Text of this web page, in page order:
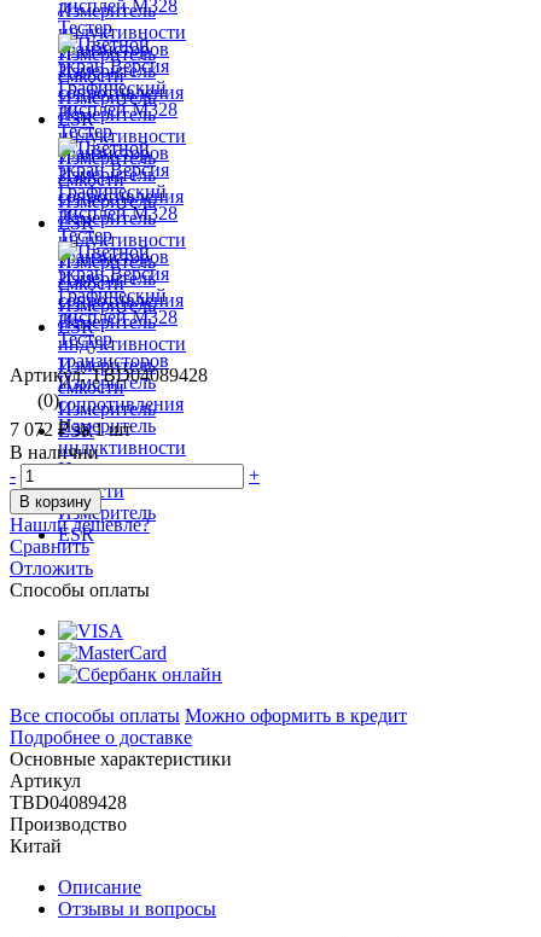
Артикул: TBD04089428
(0)
7 072 ₽за 1 шт
В наличии
-
+
В корзину
Нашли дешевле?
Сравнить
Отложить
Способы оплаты
Все способы оплаты Можно оформить в кредит
Подробнее о доставке
Основные характеристики
Артикул
TBD04089428
Производство
Китай
Описание
Отзывы и вопросы